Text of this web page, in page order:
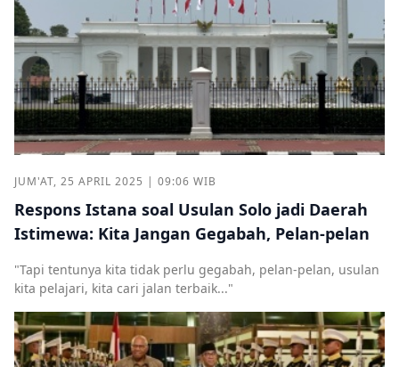
JUM'AT, 25 APRIL 2025 | 09:06 WIB
Respons Istana soal Usulan Solo jadi Daerah
Istimewa: Kita Jangan Gegabah, Pelan-pelan
"Tapi tentunya kita tidak perlu gegabah, pelan-pelan, usulan
kita pelajari, kita cari jalan terbaik..."